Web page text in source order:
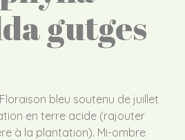
gutges
bleu soutenu de juillet
en terre acide (rajouter
à la plantation). Mi-ombre